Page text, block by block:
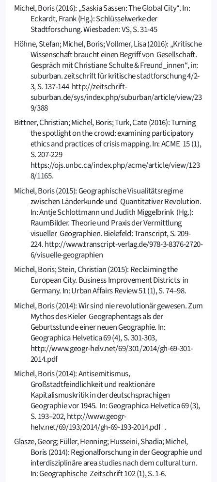
Michel, Boris (2016): „Saskia Sassen: The Global City“. In:
Eckardt, Frank (Hg.): Schlüsselwerke der
Stadtforschung. Wiesbaden: VS, S. 31-45
Höhne, Stefan; Michel, Boris; Vollmer, Lisa (2016): „Kritische
Wissenschaft braucht einen Begriff von Gesellschaft.
Gespräch mit Christiane Schulte & Freund_innen“, in:
suburban. zeitschrift für kritische stadtforschung 4/2-
3, S. 137-144 http://zeitschrift-
suburban.de/sys/index.php/suburban/article/view/23
9/388
Bittner, Christian; Michel, Boris; Turk, Cate (2016): Turning
the spotlight on the crowd: examining participatory
ethics and practices of crisis mapping. In: ACME 15 (1),
S. 207-229
https://ojs.unbc.ca/index.php/acme/article/view/123
8/1165.
Michel, Boris (2015): Geographische Visualitätsregime
zwischen Länderkunde und Quantitativer Revolution.
In: Antje Schlottmann und Judith Miggelbrink (Hg.):
RaumBilder. Theorie und Praxis der Vermittlung
visueller Geographien. Bielefeld: Transcript, S. 209-
224. http://www.transcript-verlag.de/978-3-8376-2720-
6/visuelle-geographien
Michel, Boris; Stein, Christian (2015): Reclaiming the
European City. Business Improvement Districts in
Germany. In: Urban Affairs Review 51 (1), S. 74–98.
Michel, Boris (2014): Wir sind nie revolutionär gewesen. Zum
Mythos des Kieler Geographentags als der
Geburtsstunde einer neuen Geographie. In:
Geographica Helvetica 69 (4), S. 301-303,
http://www.geogr-helv.net/69/301/2014/gh-69-301-
2014.pdf
Michel, Boris (2014): Antisemitismus,
Großstadtfeindlichkeit und reaktionäre
Kapitalismuskritik in der deutschsprachigen
Geographie vor 1945. In: Geographica Helvetica 69 (3),
S. 193–202, http://www.geogr-
helv.net/69/193/2014/gh-69-193-2014.pdf .
Glasze, Georg; Füller, Henning; Husseini, Shadia; Michel,
Boris (2014): Regionalforschung in der Geographie und
interdisziplinäre area studies nach dem cultural turn.
In: Geographische Zeitschrift 102 (1), S. 1-6.